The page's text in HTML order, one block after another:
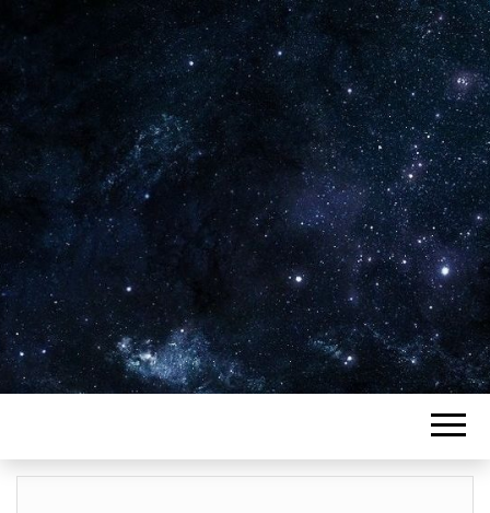
Plus de 2800 critiques de films